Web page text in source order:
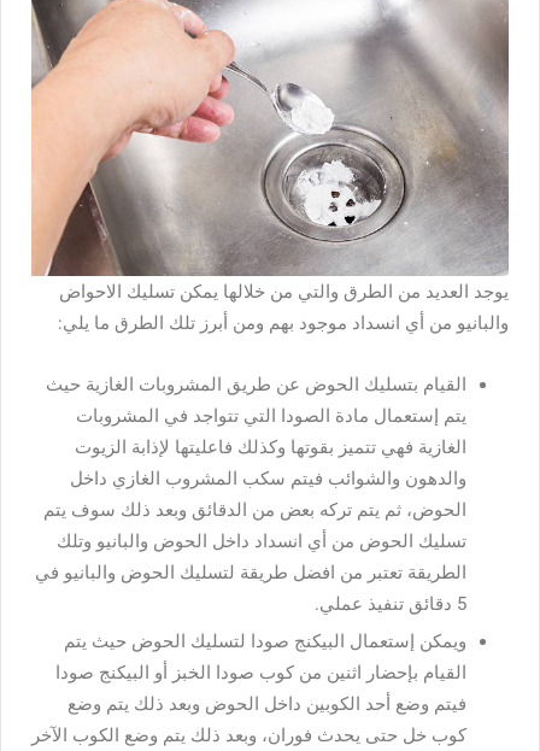
يوجد العديد من الطرق والتي من خلالها يمكن تسليك الاحواض
والبانيو من أي انسداد موجود بهم ومن أبرز تلك الطرق ما يلي:
القيام بتسليك الحوض عن طريق المشروبات الغازية حيث
يتم إستعمال مادة الصودا التي تتواجد في المشروبات
الغازية فهي تتميز بقوتها وكذلك فاعليتها لإذابة الزيوت
والدهون والشوائب فيتم سكب المشروب الغازي داخل
الحوض، ثم يتم تركه بعض من الدقائق وبعد ذلك سوف يتم
تسليك الحوض من أي انسداد داخل الحوض والبانيو وتلك
الطريقة تعتبر من افضل طريقة لتسليك الحوض والبانيو في
5 دقائق تنفيذ عملي.
ويمكن إستعمال البيكنج صودا لتسليك الحوض حيث يتم
القيام بإحضار اثنين من كوب صودا الخبز أو البيكنج صودا
فيتم وضع أحد الكوبين داخل الحوض وبعد ذلك يتم وضع
كوب خل حتى يحدث فوران، وبعد ذلك يتم وضع الكوب الآخر